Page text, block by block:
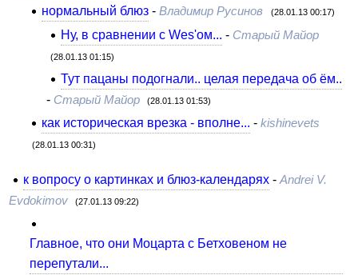
нормальный блюз -Владимир Русинов (28.01.13 00:17)
Ну, в сравнении с Wes'ом... - Старый Майор
(28.01.13 01:15)
Тут пацаны подогнали.. целая передача об ём..
- Старый Майор (28.01.13 01:53)
как историческая врезка - вполне... -kishinevets
(28.01.13 00:31)
к вопросу о картинках и блюз-календарях- Andrei V.
Evdokimov
(27.01.13 09:22)
Главное, что они Моцарта с Бетховеном не
перепутали...